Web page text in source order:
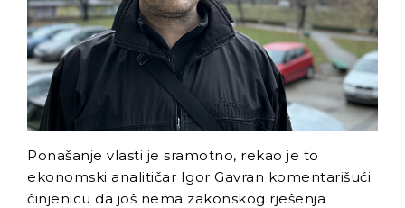
Ponašanje vlasti je sramotno, rekao je to
ekonomski analitičar Igor Gavran komentarišući
činjenicu da još nema zakonskog rješenja